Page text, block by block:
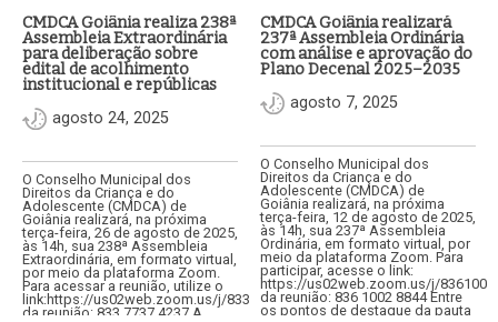
CMDCA Goiânia realiza 238ª
Assembleia Extraordinária
para deliberação sobre
edital de acolhimento
institucional e repúblicas
agosto 24, 2025
O Conselho Municipal dos
Direitos da Criança e do
Adolescente (CMDCA) de
Goiânia realizará, na próxima
terça-feira, 26 de agosto de 2025,
às 14h, sua 238ª Assembleia
Extraordinária, em formato virtual,
por meio da plataforma Zoom.
Para acessar a reunião, utilize o
link:https://us02web.zoom.us/j/83377374237ID
da reunião: 833 7737 4237 A
CMDCA Goiânia realizará
237ª Assembleia Ordinária
com análise e aprovação do
Plano Decenal 2025–2035
agosto 7, 2025
O Conselho Municipal dos
Direitos da Criança e do
Adolescente (CMDCA) de
Goiânia realizará, na próxima
terça-feira, 12 de agosto de 2025,
às 14h, sua 237ª Assembleia
Ordinária, em formato virtual, por
meio da plataforma Zoom. Para
participar, acesse o link:
https://us02web.zoom.us/j/
da reunião: 836 1002 8844 Entre
os pontos de destaque da pauta